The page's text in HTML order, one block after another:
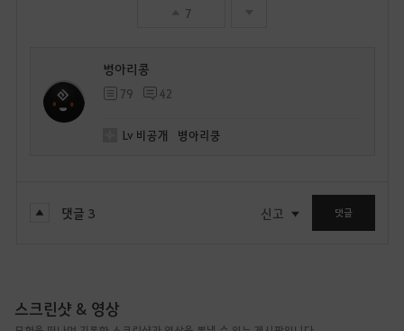
7
병아리콩
79 42
Lv 비공개 병아리쿵
댓글 3 신고 댓글
스크린샷 & 영상